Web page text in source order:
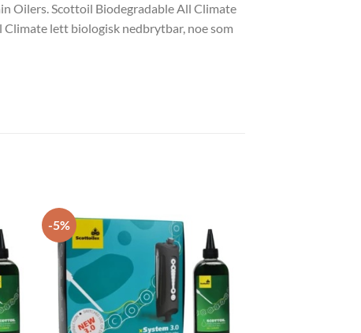
Oilers. Scottoil Biodegradable All Climate
lett biologisk nedbrytbar, noe som
-5%